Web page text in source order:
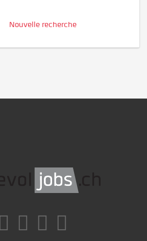
Nouvelle recherche